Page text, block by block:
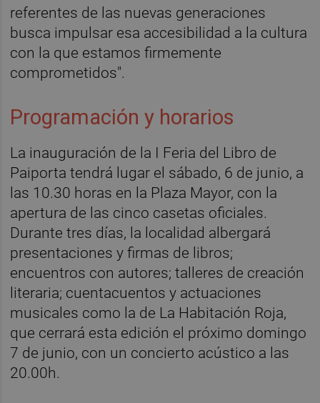
referentes de las nuevas generaciones
busca impulsar esa accesibilidad a la cultura
con la que estamos firmemente
comprometidos".
Programación y horarios
La inauguración de la I Feria del Libro de
Paiporta tendrá lugar el sábado, 6 de junio, a
las 10.30 horas en la Plaza Mayor, con la
apertura de las cinco casetas oficiales.
Durante tres días, la localidad albergará
presentaciones y firmas de libros;
encuentros con autores; talleres de creación
literaria; cuentacuentos y actuaciones
musicales como la de La Habitación Roja,
que cerrará esta edición el próximo domingo
7 de junio, con un concierto acústico a las
20.00h.